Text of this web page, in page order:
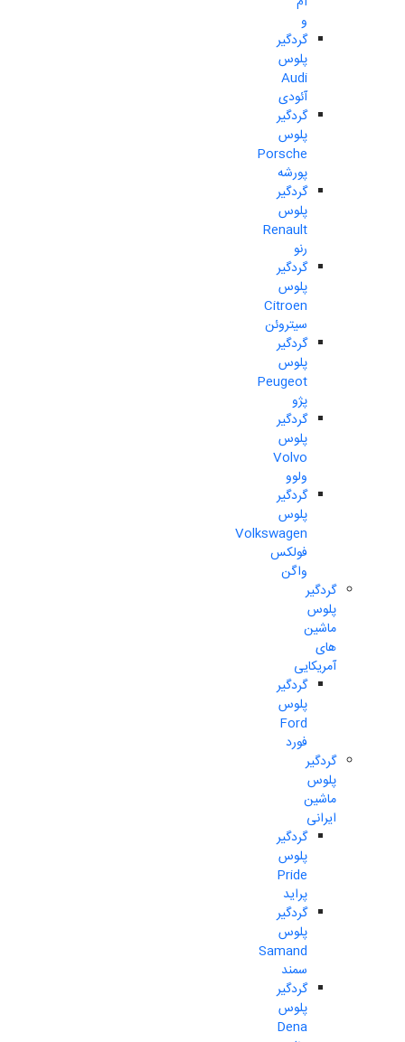
و
گردگیر
پلوس
Audi
آئودی
گردگیر
پلوس
Porsche
پورشه
گردگیر
پلوس
Renault
رنو
گردگیر
پلوس
Citroen
سیتروئن
گردگیر
پلوس
Peugeot
پژو
گردگیر
پلوس
Volvo
ولوو
گردگیر
پلوس
Volkswagen
فولکس
واگن
گردگیر
پلوس
ماشین
های
آمریکایی
گردگیر
پلوس
Ford
فورد
گردگیر
پلوس
ماشین
ایرانی
گردگیر
پلوس
Pride
پراید
گردگیر
پلوس
Samand
سمند
گردگیر
پلوس
Dena